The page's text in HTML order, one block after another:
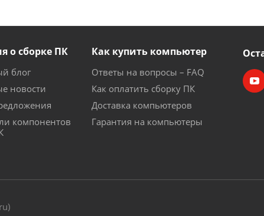
о сборке ПК
блог
новости
компонентов
Как купить компьютер
Ответы на вопросы – FAQ
Как оплатить сборку ПК
Доставка компьютеров
Гарантия на компьютеры